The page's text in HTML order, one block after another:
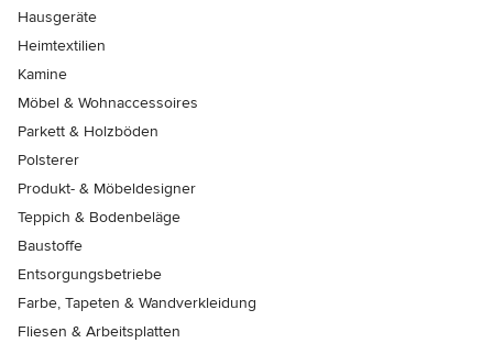
Hausgeräte
Heimtextilien
Kamine
Möbel & Wohnaccessoires
Parkett & Holzböden
Polsterer
Produkt- & Möbeldesigner
Teppich & Bodenbeläge
Baustoffe
Entsorgungsbetriebe
Farbe, Tapeten & Wandverkleidung
Fliesen & Arbeitsplatten